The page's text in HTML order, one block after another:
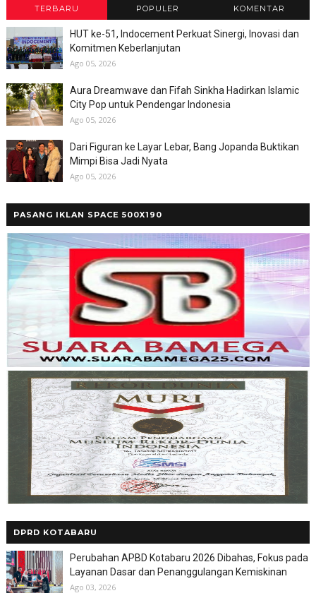
TERBARU POPULER KOMENTAR
HUT ke-51, Indocement Perkuat Sinergi, Inovasi dan
Komitmen Keberlanjutan
Ago 05, 2026
Aura Dreamwave dan Fifah Sinkha Hadirkan Islamic
City Pop untuk Pendengar Indonesia
Ago 05, 2026
Dari Figuran ke Layar Lebar, Bang Jopanda Buktikan
Mimpi Bisa Jadi Nyata
Ago 05, 2026
PASANG IKLAN SPACE 500X190
DPRD KOTABARU
Perubahan APBD Kotabaru 2026 Dibahas, Fokus pada
Layanan Dasar dan Penanggulangan Kemiskinan
Ago 03, 2026